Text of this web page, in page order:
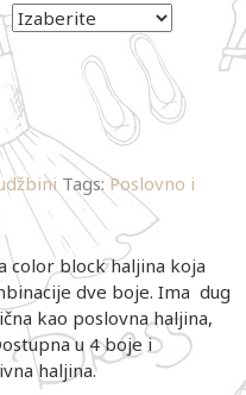
Tags:Poslovno i
color block haljina koja
dve boje. Ima dug
kao poslovna haljina,
u 4 boje i
haljina.